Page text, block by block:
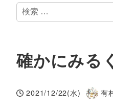
検
索
確かにみる
投稿日
2021/12/22(水)
著
有